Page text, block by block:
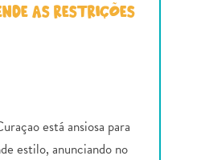
AS RESTRIÇÕES
está ansiosa para
estilo, anunciando no